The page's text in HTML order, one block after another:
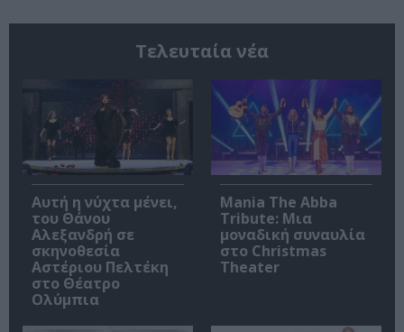
Τελευταία νέα
Αυτή η νύχτα μένει,
του Θάνου
Αλεξανδρή σε
σκηνοθεσία
Αστέριου Πελτέκη
στο Θέατρο
Ολύμπια
Mania The Abba
Tribute: Μια
μοναδική συναυλία
στο Christmas
Theater